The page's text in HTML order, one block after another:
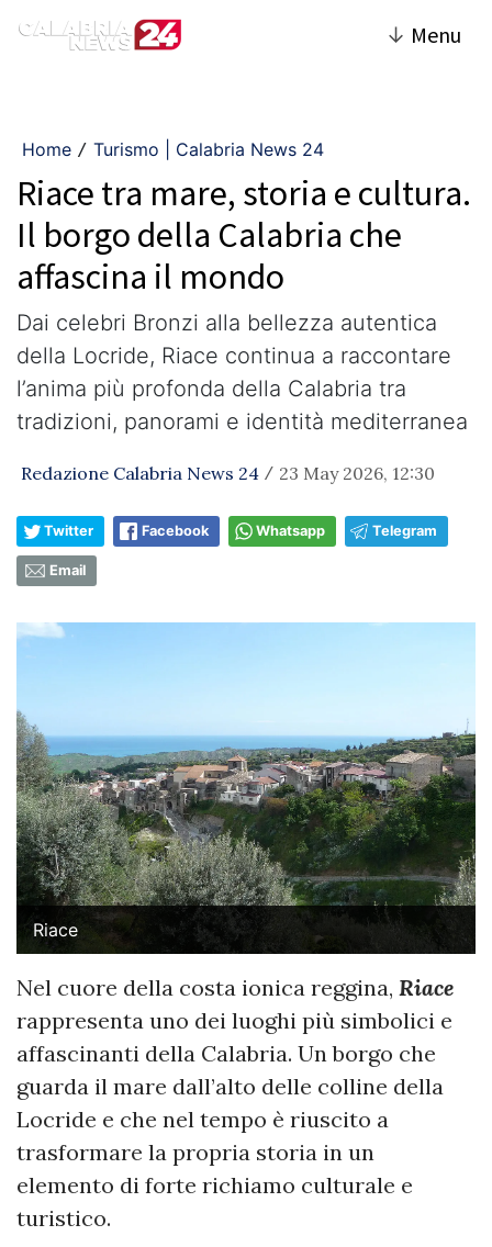
↓ Menu
Home / Turismo | Calabria News 24
Riace tra mare, storia e cultura.
Il borgo della Calabria che
affascina il mondo
Dai celebri Bronzi alla bellezza autentica
della Locride, Riace continua a raccontare
l’anima più profonda della Calabria tra
tradizioni, panorami e identità mediterranea
Redazione Calabria News 24 / 23 May 2026, 12:30
Twitter Facebook Whatsapp Telegram
Email
Riace
Nel cuore della costa ionica reggina, Riace
rappresenta uno dei luoghi più simbolici e
affascinanti della Calabria. Un borgo che
guarda il mare dall’alto delle colline della
Locride e che nel tempo è riuscito a
trasformare la propria storia in un
elemento di forte richiamo culturale e
turistico.